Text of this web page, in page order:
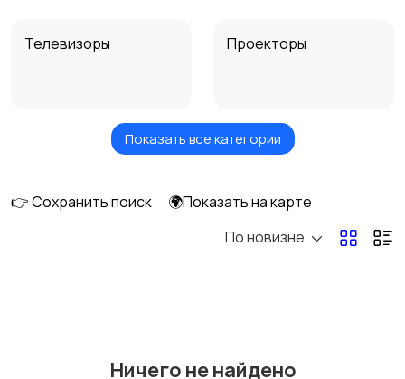
Телевизоры Проекторы
Акустика, колонки,
Домашние
Музыкальные центры
Показать все категории
👉 Сохранить поиск
🌍Показать на карте
По новизне
Ничего не найдено